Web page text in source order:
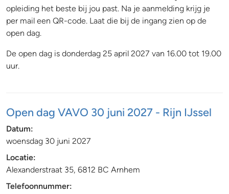
opleiding het beste bij jou past. Na je aanmelding krijg je
per mail een QR-code. Laat die bij de ingang zien op de
open dag.
De open dag is donderdag 25 april 2027 van 16.00 tot 19.00
uur.
Open dag VAVO 30 juni 2027 - Rijn IJssel
Datum:
woensdag 30 juni 2027
Locatie:
Alexanderstraat 35, 6812 BC Arnhem
Telefoonnummer: